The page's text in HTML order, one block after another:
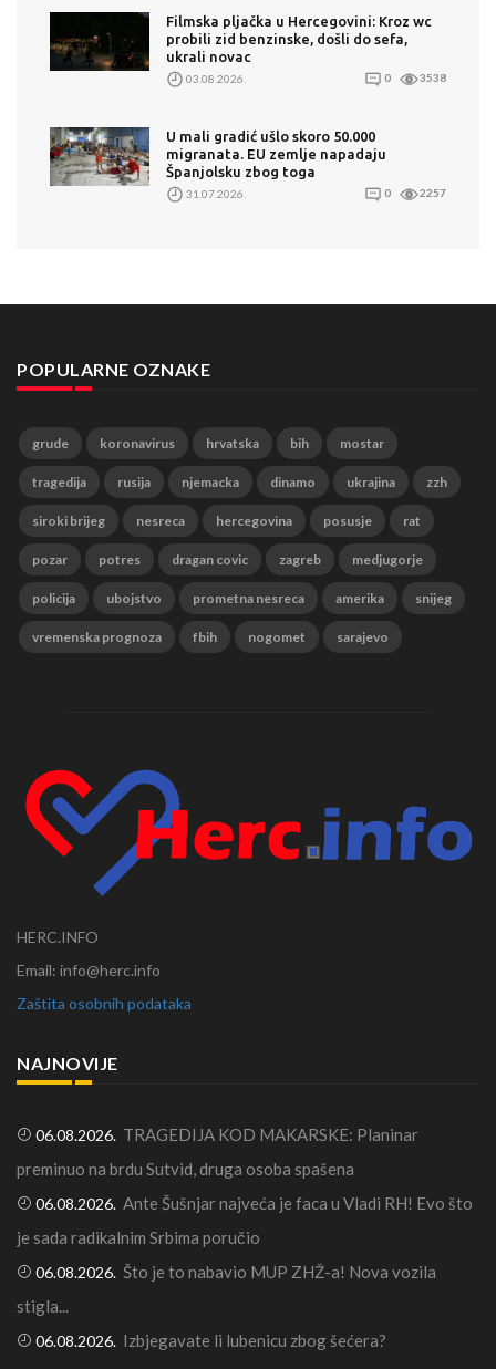
Filmska pljačka u Hercegovini: Kroz wc
probili zid benzinske, došli do sefa,
ukrali novac
03.08.2026. 0 3538
U mali gradić ušlo skoro 50.000
migranata. EU zemlje napadaju
Španjolsku zbog toga
31.07.2026. 0 2257
POPULARNE OZNAKE
grude koronavirus hrvatska bih mostar
tragedija rusija njemacka dinamo ukrajina zzh
siroki brijeg nesreca hercegovina posusje rat
pozar potres dragan covic zagreb medjugorje
policija ubojstvo prometna nesreca amerika snijeg
vremenska prognoza fbih nogomet sarajevo
HERC.INFO
Email: info@herc.info
Zaštita osobnih podataka
NAJNOVIJE
06.08.2026. TRAGEDIJA KOD MAKARSKE: Planinar
preminuo na brdu Sutvid, druga osoba spašena
06.08.2026. Ante Šušnjar najveća je faca u Vladi RH! Evo što
je sada radikalnim Srbima poručio
06.08.2026. Što je to nabavio MUP ZHŽ-a! Nova vozila
stigla...
06.08.2026. Izbjegavate li lubenicu zbog šećera?